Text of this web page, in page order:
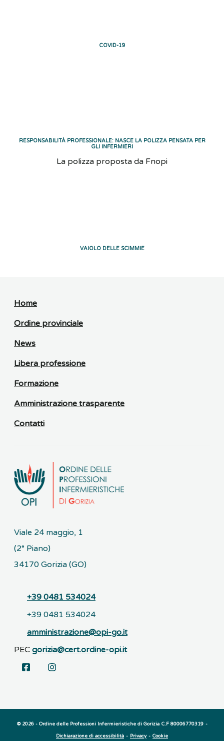
COVID-19
RESPONSABILITÀ PROFESSIONALE: NASCE LA POLIZZA PENSATA PER
GLI INFERMIERI
La polizza proposta da Fnopi
VAIOLO DELLE SCIMMIE
Home
Ordine provinciale
News
Libera professione
Formazione
Amministrazione trasparente
Contatti
Viale 24 maggio, 1
(2° Piano)
34170 Gorizia (GO)
+39 0481 534024
+39 0481 534024
amministrazione@opi-go.it
PEC gorizia@cert.ordine-opi.it
© 2026 - Ordine delle Professioni Infermieristiche di Gorizia C.F 80006770319 -
Dichiarazione di accessibilità - Privacy - Cookie